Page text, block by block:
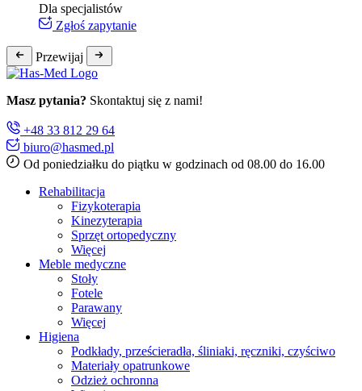
Dla specjalistów
Zgłoś zapytanie
Przewijaj
Masz pytania? Skontaktuj się z nami!
+48 33 812 29 64
biuro@hasmed.pl
Od poniedziałku do piątku w godzinach od 08.00 do 16.00
Rehabilitacja
Fizykoterapia
Kinezyterapia
Sprzęt ortopedyczny
Więcej
Meble medyczne
Stoły
Fotele
Parawany
Więcej
Higiena
Podkłady, prześcieradła, śliniaki, ręczniki, czyściwo
Materiały opatrunkowe
Odzież ochronna